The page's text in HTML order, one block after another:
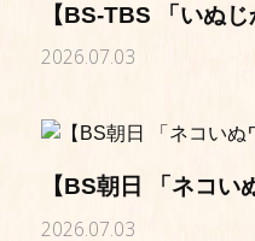
【BS-TBS 「いぬじ
2026.07.03
【BS朝日 「ネコい
2026.07.03